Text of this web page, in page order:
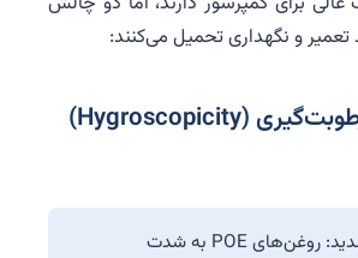
و نگهداری تحمیل می‌کنند:
۱. خاصیت رطوبت‌گیری (Hygroscopicity)
جذب آب شدید: روغن‌های POE به شدت